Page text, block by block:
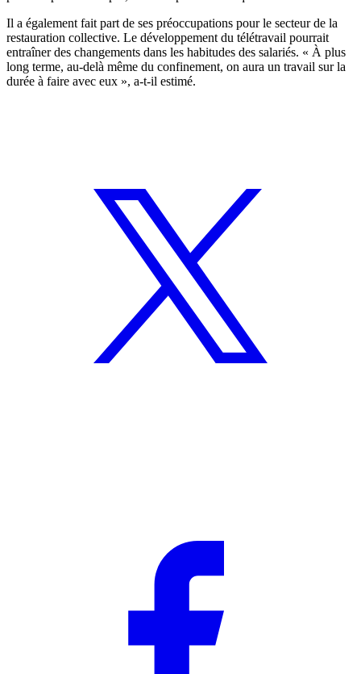
Il a également fait part de ses préoccupations pour le secteur de la
restauration collective. Le développement du télétravail pourrait
entraîner des changements dans les habitudes des salariés. « À plus
long terme, au-delà même du confinement, on aura un travail sur la
durée à faire avec eux », a-t-il estimé.